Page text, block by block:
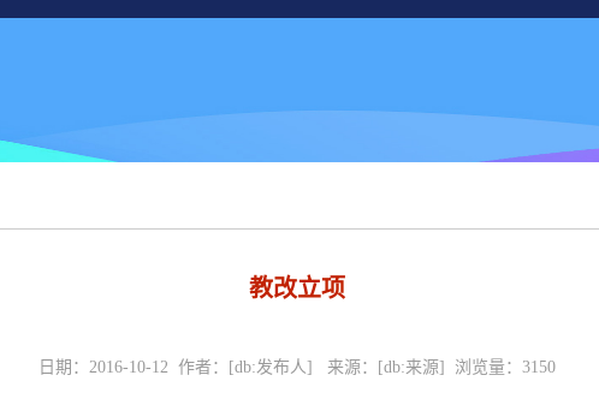
教改立项
日期：2016-10-12 作者：[db:发布人] 来源：[db:来源] 浏览量： 3150